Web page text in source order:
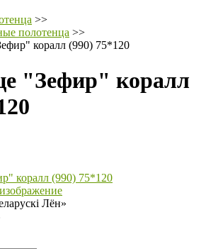
>>
полотенца >>
коралл (990) 75*120
"Зефир" коралл
Лён»